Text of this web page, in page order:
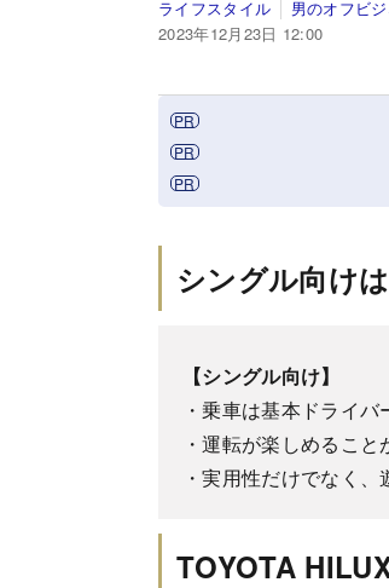
ライフスタイル
男のオフビ
2023年12月23日 12:00
シングル向け
【シングル向け】
・乗車は基本ドライバ
・運転が楽しめること
・実用性だけでなく
TOYOTA